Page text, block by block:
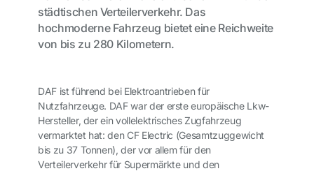
städtischen Verteilerverkehr. Das
hochmoderne Fahrzeug bietet eine Reichweite
von bis zu 280 Kilometern.
DAF ist führend bei Elektroantrieben für
Nutzfahrzeuge. DAF war der erste europäische Lkw-
Hersteller, der ein vollelektrisches Zugfahrzeug
vermarktet hat: den CF Electric (Gesamtzuggewicht
bis zu 37 Tonnen), der vor allem für den
Verteilerverkehr für Supermärkte und den